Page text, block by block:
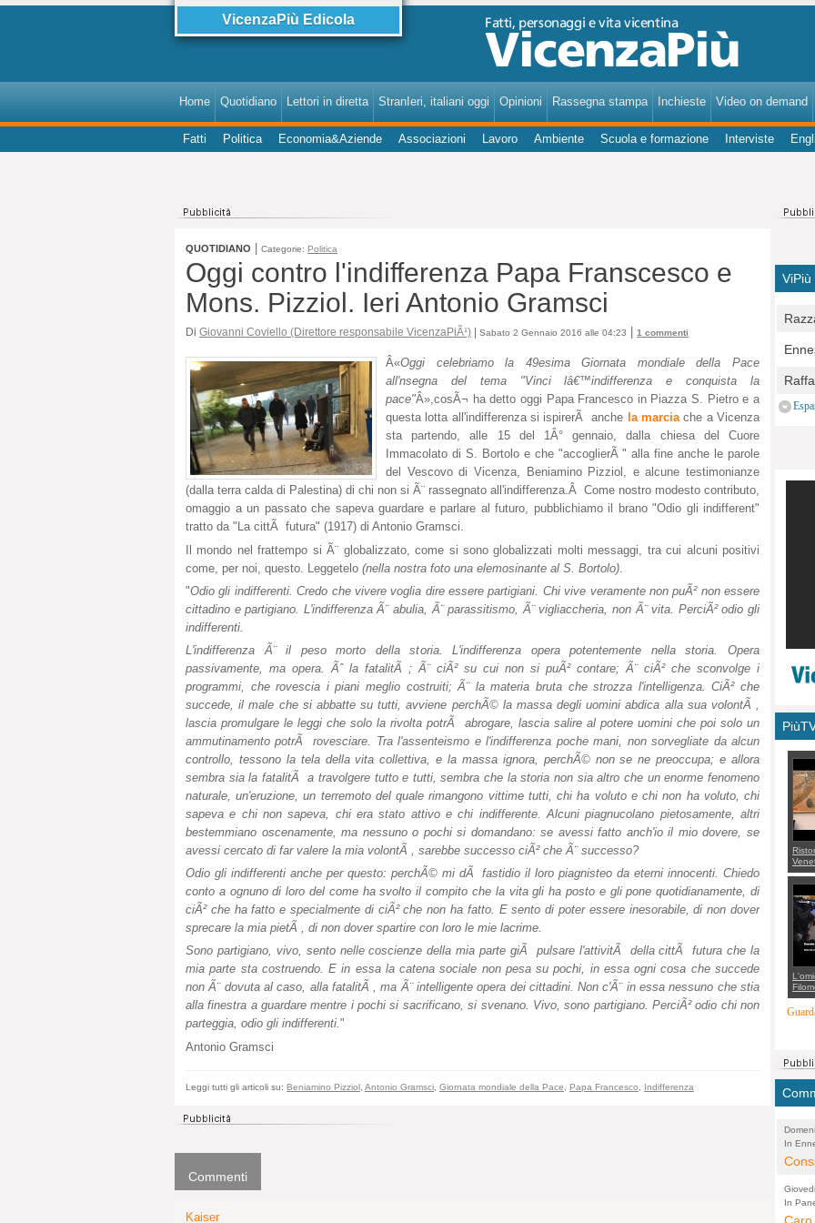
VicenzaPiù Edicola
Home Quotidiano Lettori in diretta StranIeri, italiani oggi Opinioni Rassegna stampa Inchieste Video on demand
Fatti Politica Economia&Aziende Associazioni Lavoro Ambiente Scuola e formazione Interviste
QUOTIDIANO Categorie: Politica
Oggi contro l'indifferenza Papa Franscesco e
Mons. Pizziol. Ieri Antonio Gramsci
Di Giovanni Coviello (Direttore responsabile VicenzaPiÃ¹) | Sabato 2 Gennaio 2016 alle 04:23 1 commenti
Â«Oggi celebriamo la 49esima Giornata mondiale della Pace
all'nsegna del tema "Vinci lâ€™indifferenza e conquista la
pace"Â»,cosÃ¬ ha detto oggi Papa Francesco in Piazza S. Pietro e a
questa lotta all'indifferenza si ispirerÃ anche la marciache a Vicenza
sta partendo, alle 15 del 1Â° gennaio, dalla chiesa del Cuore
Immacolato di S. Bortolo e che "accoglierÃ " alla fine anche le parole
del Vescovo di Vicenza, Beniamino Pizziol, e alcune testimonianze
(dalla terra calda di Palestina) di chi non si Ã¨ rassegnato all'indifferenza.Â Come nostro modesto contributo,
omaggio a un passato che sapeva guardare e parlare al futuro, pubblichiamo il brano "Odio gli indifferent"
tratto da "La cittÃ futura" (1917) di Antonio Gramsci.
Il mondo nel frattempo si Ã¨ globalizzato, come si sono globalizzati molti messaggi, tra cui alcuni positivi
come, per noi, questo. Leggetelo (nella nostra foto una elemosinante al S. Bortolo)
"Odio gli indifferenti. Credo che vivere voglia dire essere partigiani. Chi vive veramente non puÃ² non essere
cittadino e partigiano. L'indifferenza Ã¨ abulia, Ã¨ parassitismo, Ã¨ vigliaccheria, non Ã¨ vita. PerciÃ² odio gli
indifferenti.
L'indifferenza Ã¨ il peso morto della storia. L'indifferenza opera potentemente nella storia. Opera
passivamente, ma opera. Ãˆ la fatalitÃ ; Ã¨ ciÃ² su cui non si puÃ² contare; Ã¨ ciÃ² che sconvolge i
programmi, che rovescia i piani meglio costruiti; Ã¨ la materia bruta che strozza l'intelligenza. CiÃ² che
succede, il male che si abbatte su tutti, avviene perchÃ© la massa degli uomini abdica alla sua volontÃ ,
lascia promulgare le leggi che solo la rivolta potrÃ abrogare, lascia salire al potere uomini che poi solo un
ammutinamento potrÃ rovesciare. Tra l'assenteismo e l'indifferenza poche mani, non sorvegliate da alcun
controllo, tessono la tela della vita collettiva, e la massa ignora, perchÃ© non se ne preoccupa; e allora
sembra sia la fatalitÃ a travolgere tutto e tutti, sembra che la storia non sia altro che un enorme fenomeno
naturale, un'eruzione, un terremoto del quale rimangono vittime tutti, chi ha voluto e chi non ha voluto, chi
sapeva e chi non sapeva, chi era stato attivo e chi indifferente. Alcuni piagnucolano pietosamente, altri
bestemmiano oscenamente, ma nessuno o pochi si domandano: se avessi fatto anch'io il mio dovere, se
avessi cercato di far valere la mia volontÃ , sarebbe successo ciÃ² che Ã¨ successo?
Odio gli indifferenti anche per questo: perchÃ© mi dÃ fastidio il loro piagnisteo da eterni innocenti. Chiedo
conto a ognuno di loro del come ha svolto il compito che la vita gli ha posto e gli pone quotidianamente, di
ciÃ² che ha fatto e specialmente di ciÃ² che non ha fatto. E sento di poter essere inesorabile, di non dover
sprecare la mia pietÃ , di non dover spartire con loro le mie lacrime.
Sono partigiano, vivo, sento nelle coscienze della mia parte giÃ pulsare l'attivitÃ della cittÃ futura che la
mia parte sta costruendo. E in essa la catena sociale non pesa su pochi, in essa ogni cosa che succede
non Ã¨ dovuta al caso, alla fatalitÃ , ma Ã¨ intelligente opera dei cittadini. Non c'Ã¨ in essa nessuno che stia
alla finestra a guardare mentre i pochi si sacrificano, si svenano. Vivo, sono partigiano. PerciÃ² odio chi non
parteggia, odio gli indifferenti."
Antonio Gramsci
Leggi tutti gli articoli su: Beniamino Pizziol Antonio Gramsci Giornata mondiale della Pace Papa Francesco Indifferenza
Commenti
Kaiser
ViPiù
per
E
con
In
In